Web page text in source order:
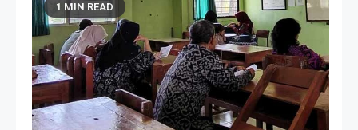
1 MIN READ